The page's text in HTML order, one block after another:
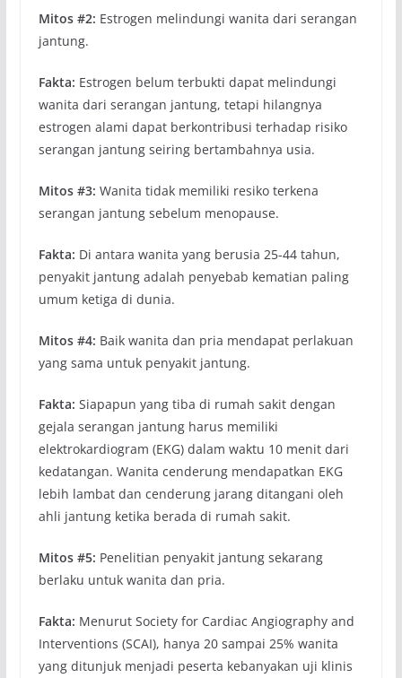
Mitos #2: Estrogen melindungi wanita dari serangan
jantung.
Fakta: Estrogen belum terbukti dapat melindungi
wanita dari serangan jantung, tetapi hilangnya
estrogen alami dapat berkontribusi terhadap risiko
serangan jantung seiring bertambahnya usia.
Mitos #3: Wanita tidak memiliki resiko terkena
serangan jantung sebelum menopause.
Fakta: Di antara wanita yang berusia 25-44 tahun,
penyakit jantung adalah penyebab kematian paling
umum ketiga di dunia.
Mitos #4: Baik wanita dan pria mendapat perlakuan
yang sama untuk penyakit jantung.
Fakta: Siapapun yang tiba di rumah sakit dengan
gejala serangan jantung harus memiliki
elektrokardiogram (EKG) dalam waktu 10 menit dari
kedatangan. Wanita cenderung mendapatkan EKG
lebih lambat dan cenderung jarang ditangani oleh
ahli jantung ketika berada di rumah sakit.
Mitos #5: Penelitian penyakit jantung sekarang
berlaku untuk wanita dan pria.
Fakta: Menurut Society for Cardiac Angiography and
Interventions (SCAI), hanya 20 sampai 25% wanita
yang ditunjuk menjadi peserta kebanyakan uji klinis